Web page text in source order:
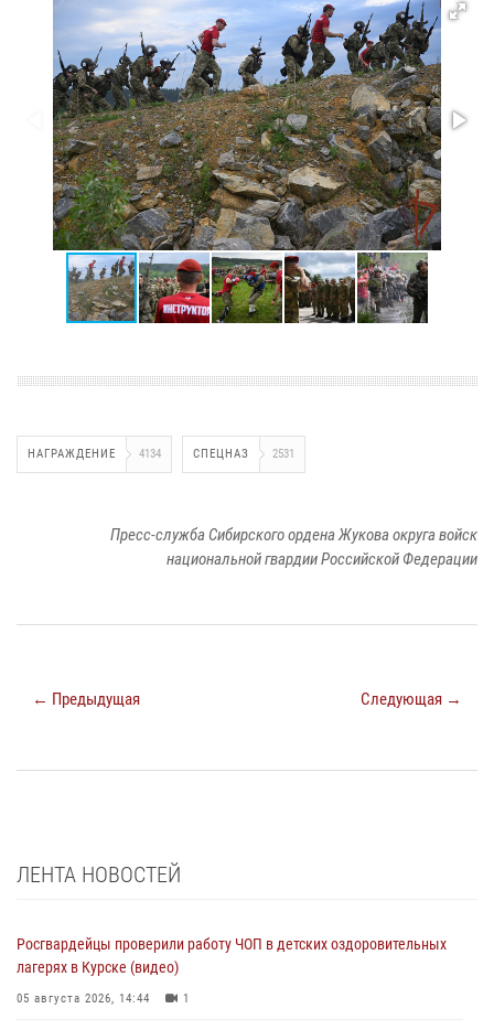
НАГРАЖДЕНИЕ 4134 СПЕЦНАЗ 2531
Пресс-служба Сибирского ордена Жукова округа войск
национальной гвардии Российской Федерации
← Предыдущая Следующая →
ЛЕНТА НОВОСТЕЙ
Росгвардейцы проверили работу ЧОП в детских оздоровительных
лагерях в Курске (видео)
05 августа 2026, 14:44 1